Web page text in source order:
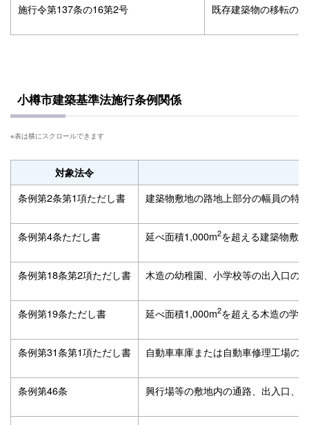
施行令第137条の16第2号 既存建築物の移転の
小樽市建築基準法施行条例関係
対象法令
条例第2条第1項ただし書 建築物敷地の路地上部分の幅員の特
条例第4条ただし書 延べ面積1,000m2を超える建築物敷
条例第18条第2項ただし書 木造の幼稚園、小学校等の出入口の
条例第19条ただし書 延べ面積1,000m2を超える木造の学
条例第31条第1項ただし書 自動車車庫または自動車修理工場の
条例第46条 興行場等の敷地内の通路、出入口、